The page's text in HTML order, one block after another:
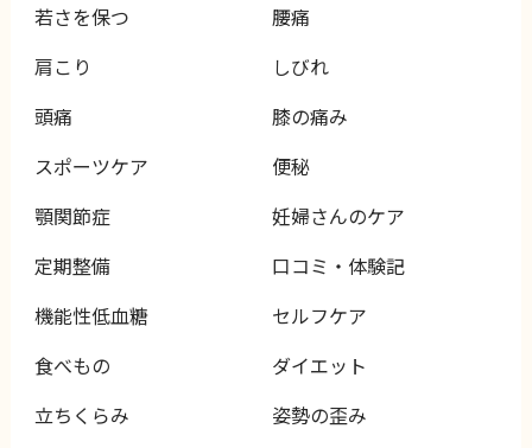
若さを保つ
腰痛
肩こり
しびれ
頭痛
膝の痛み
スポーツケア
便秘
顎関節症
妊婦さんのケア
定期整備
口コミ・体験記
機能性低血糖
セルフケア
食べもの
ダイエット
立ちくらみ
姿勢の歪み